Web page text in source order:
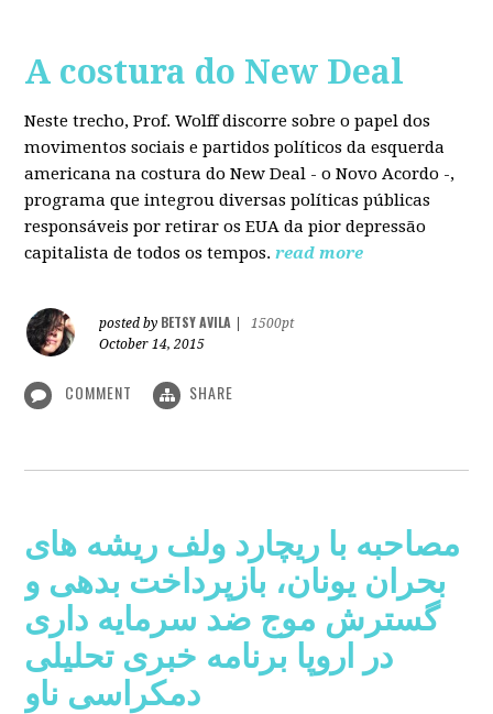
A costura do New Deal
Neste trecho, Prof. Wolff discorre sobre o papel dos
movimentos sociais e partidos políticos da esquerda
americana na costura do New Deal - o Novo Acordo -,
programa que integrou diversas políticas públicas
responsáveis por retirar os EUA da pior depressão
capitalista de todos os tempos. read more
posted by BETSY AVILA
1500pt
October 14, 2015
COMMENT SHARE
مصاحبه با ریچارد ولف ریشه های
بحران یونان، بازپرداخت بدهی و
گسترش موج ضد سرمایه داری
در اروپا برنامه خبری تحلیلی
دمکراسی ناو